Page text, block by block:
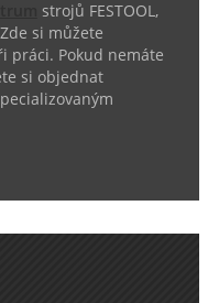
strojů FESTOOL,
Zde si můžete
práci. Pokud nemáte
si objednat